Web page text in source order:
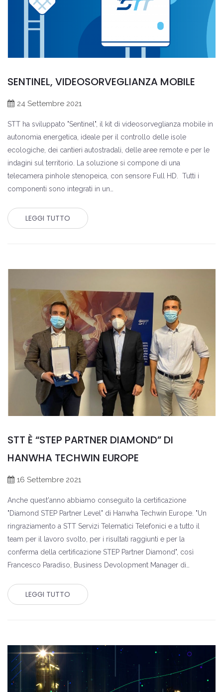
SENTINEL, VIDEOSORVEGLIANZA MOBILE
24 Settembre 2021
STT ha sviluppato "Sentinel", il kit di videosorveglianza mobile in
autonomia energetica, ideale per il controllo delle isole
ecologiche, dei cantieri autostradali, delle aree remote e per le
indagini sul territorio. La soluzione si compone di una
telecamera pinhole stenopeica, con sensore Full HD. Tutti i
componenti sono integrati in un…
LEGGI TUTTO
STT È “STEP PARTNER DIAMOND” DI
HANWHA TECHWIN EUROPE
16 Settembre 2021
Anche quest'anno abbiamo conseguito la certificazione
"Diamond STEP Partner Level" di Hanwha Techwin Europe. "Un
ringraziamento a STT Servizi Telematici Telefonici e a tutto il
team per il lavoro svolto, per i risultati raggiunti e per la
conferma della certificazione STEP Partner Diamond", così
Francesco Paradiso, Business Devolopment Manager di…
LEGGI TUTTO